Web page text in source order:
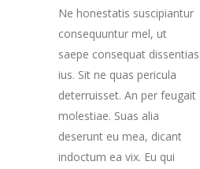
Ne honestatis suscipiantur
consequuntur mel, ut
saepe consequat dissentias
ius. Sit ne quas pericula
deterruisset. An per feugait
molestiae. Suas alia
deserunt eu mea, dicant
indoctum ea vix. Eu qui